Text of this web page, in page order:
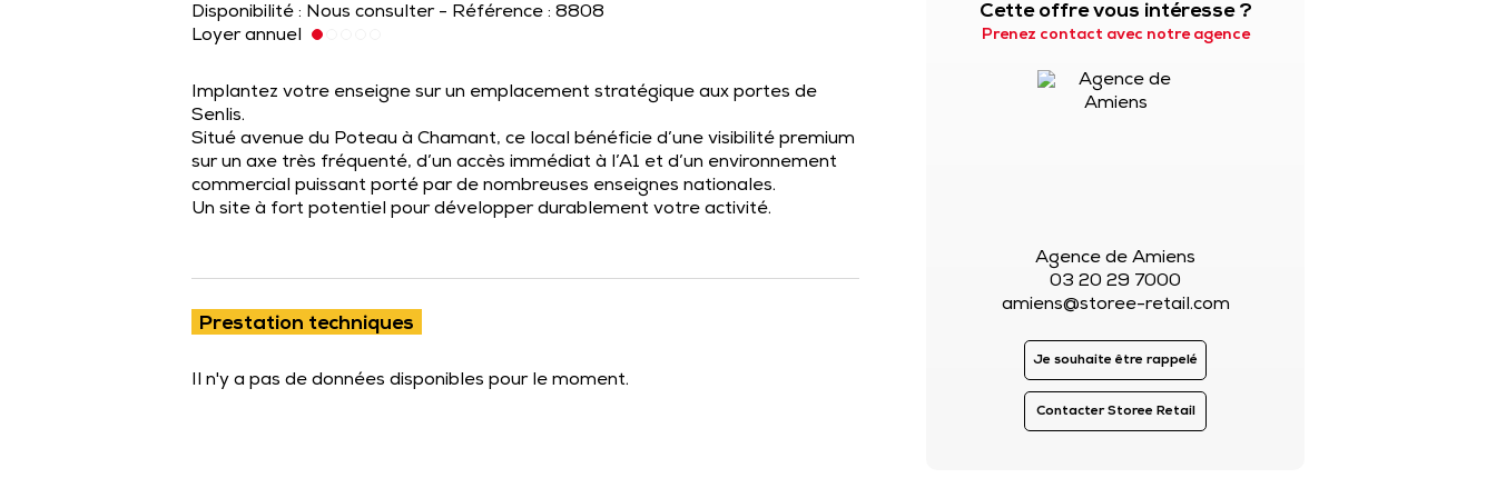
Disponibilité : Nous consulter - Référence : 8808
Loyer annuel
Implantez votre enseigne sur un emplacement stratégique aux portes de
Senlis.
Situé avenue du Poteau à Chamant, ce local bénéficie d’une visibilité premium
sur un axe très fréquenté, d’un accès immédiat à l’A1 et d’un environnement
commercial puissant porté par de nombreuses enseignes nationales.
Un site à fort potentiel pour développer durablement votre activité.
Prestation techniques
Il n'y a pas de données disponibles pour le moment.
Cette offre vous intéresse ?
Prenez contact avec notre agence
Agence de Amiens
03 20 29 7000
amiens@storee-retail.com
Je souhaite être rappelé
Contacter Storee Retail